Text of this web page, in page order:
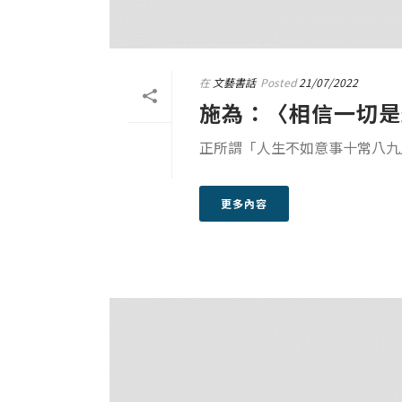
在 文藝書話 Posted 21/07/2022
施為：〈相信一切
正所謂「人生不如意事十常八
更多內容